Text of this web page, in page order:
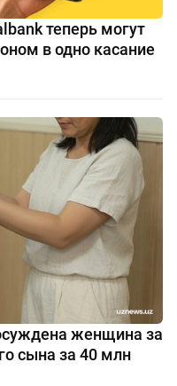
теперь могут
в одно касание
женщина за
сына за 40 млн